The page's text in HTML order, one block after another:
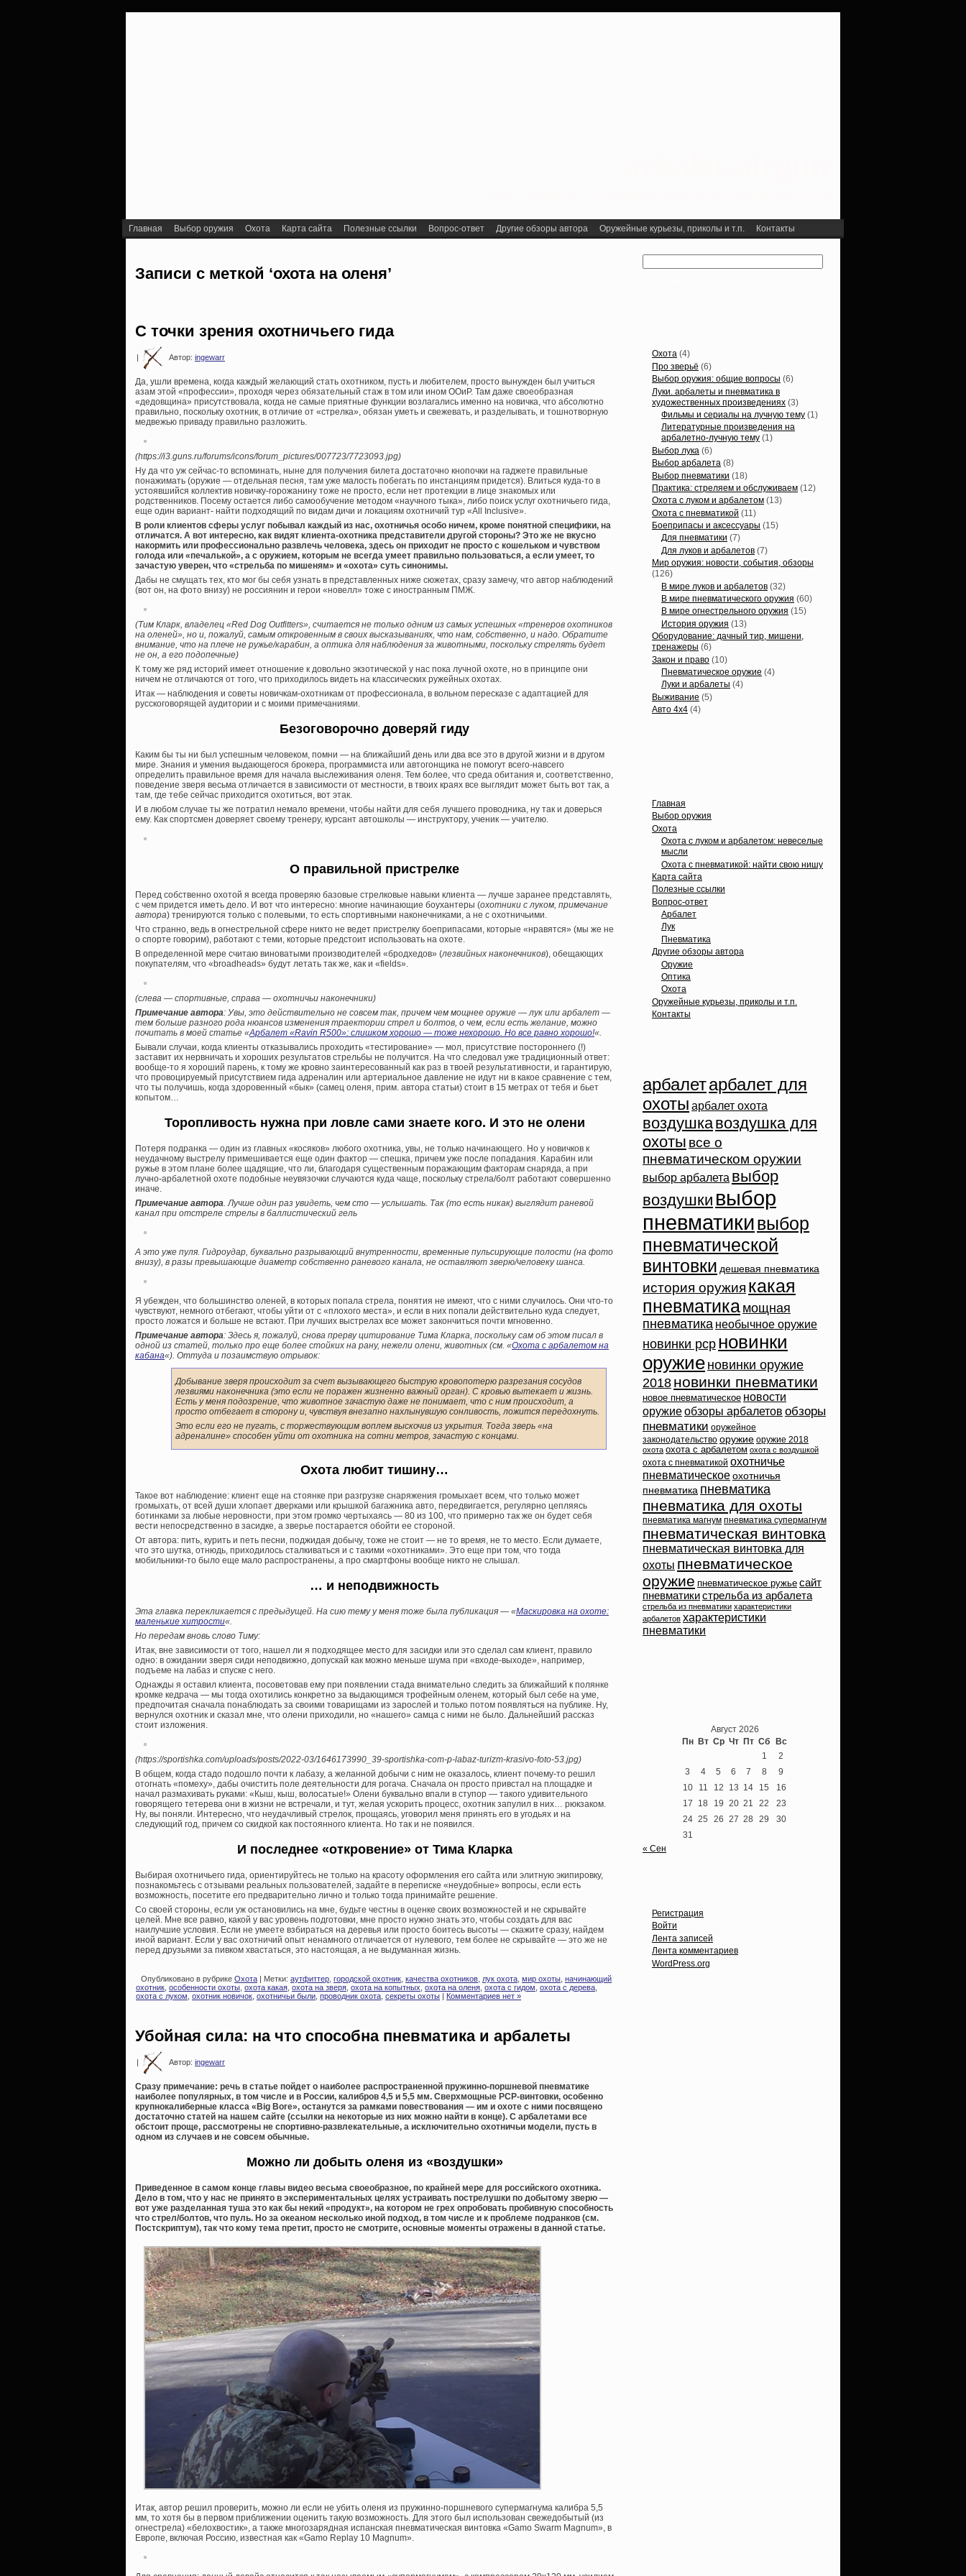
Главная Выбор оружия Охота Карта сайта Полезные ссылки Вопрос-ответ Другие обзоры автора Оружейные курьезы, приколы и т.п. Контакты
Записи с меткой ‘охота на оленя’
С точки зрения охотничьего гида
| Автор: ingewarr
Да, ушли времена, когда каждый желающий стать охотником, пусть и любителем, просто вынужден был учиться
азам этой «профессии», проходя через обязательный стаж в том или ином ООиР. Там даже своеобразная
«дедовщина» присутствовала, когда не самые приятные функции возлагались именно на новичка, что абсолютно
правильно, поскольку охотник, в отличие от «стрелка», обязан уметь и свежевать, и разделывать, и тошнотворную
медвежью приваду правильно разложить.
(https://i3.guns.ru/forums/icons/forum_pictures/007723/7723093.jpg)
Ну да что уж сейчас-то вспоминать, ныне для получения билета достаточно кнопочки на гаджете правильные
понажимать (оружие — отдельная песня, там уже малость побегать по инстанциям придется). Влиться куда-то в
устоявшийся коллектив новичку-горожанину тоже не просто, если нет протекции в лице знакомых или
родственников. Посему остается либо самообучение методом «научного тыка», либо поиск услуг охотничьего гида,
еще один вариант- найти подходящий по видам дичи и локациям охотничий тур «All Inclusive».
В роли клиентов сферы услуг побывал каждый из нас, охотничья особо ничем, кроме понятной специфики, на
отличатся. А вот интересно, как видят клиента-охотника представители другой стороны? Это же не вкусно
накормить или профессионально развлечь человека, здесь он приходит не просто с кошельком и чувством
голода или «печалькой», а с оружием, которым не всегда умеет правильно пользоваться, а если умеет, то
зачастую уверен, что «стрельба по мишеням» и «охота» суть синонимы.
Дабы не смущать тех, кто мог бы себя узнать в представленных ниже сюжетах, сразу замечу, что автор наблюдений
(вот он, на фото внизу) не россиянин и герои «новелл» тоже с иностранным ПМЖ.
(Тим Кларк, владелец «Red Dog Outfitters», считается не только одним из самых успешных «тренеров охотников
на оленей», но и, пожалуй, самым откровенным в своих высказываниях, что нам, собственно, и надо. Обратите
внимание, что на плече не ружье/карабин, а оптика для наблюдения за животными, поскольку стрелять будет
не он, а его подопечные)
К тому же ряд историй имеет отношение к довольно экзотической у нас пока лучной охоте, но в принципе они
ничем не отличаются от того, что приходилось видеть на классических ружейных охотах.
Итак — наблюдения и советы новичкам-охотникам от профессионала, в вольном пересказе с адаптацией для
русскоговорящей аудитории и с моими примечаниями.
Безоговорочно доверяй гиду
Каким бы ты ни был успешным человеком, помни — на ближайший день или два все это в другой жизни и в другом
мире. Знания и умения выдающегося брокера, программиста или автогонщика не помогут всего-навсего
определить правильное время для начала выслеживания оленя. Тем более, что среда обитания и, соответственно,
поведение зверя весьма отличается в зависимости от местности, в твоих краях все выглядит может быть вот так, а
там, где тебе сейчас приходится охотиться, вот этак.
И в любом случае ты же потратил немало времени, чтобы найти для себя лучшего проводника, ну так и доверься
ему. Как спортсмен доверяет своему тренеру, курсант автошколы — инструктору, ученик — учителю.
О правильной пристрелке
Перед собственно охотой я всегда проверяю базовые стрелковые навыки клиента — лучше заранее представлять,
с чем придется иметь дело. И вот что интересно: многие начинающие боухантеры (охотники с луком, примечание
автора) тренируются только с полевыми, то есть спортивными наконечниками, а не с охотничьими.
Что странно, ведь в огнестрельной сфере никто не ведет пристрелку боеприпасами, которые «нравятся» (мы же не
о спорте говорим), работают с теми, которые предстоит использовать на охоте.
В определенной мере считаю виноватыми производителей «бродхедов» (лезвийных наконечников), обещающих
покупателям, что «broadheads» будут летать так же, как и «fields».
(слева — спортивные, справа — охотничьи наконечники)
Примечание автора: Увы, это действительно не совсем так, причем чем мощнее оружие — лук или арбалет —
тем больше разного рода нюансов изменения траектории стрел и болтов, о чем, если есть желание, можно
почитать в моей статье «Арбалет «Ravin R500»: слишком хорошо — тоже нехорошо. Но все равно хорошо!«.
Бывали случаи, когда клиенты отказывались проходить «тестирование» — мол, присутствие постороннего (!)
заставит их нервничать и хороших результатов стрельбы не получится. На что следовал уже традиционный ответ:
вообще-то я хороший парень, к тому же кровно заинтересованный как раз в твоей результативности, и гарантирую,
что провоцируемый присутствием гида адреналин или артериальное давление не идут ни в какое сравнение с тем,
что ты получишь, когда здоровенный «бык» (самец оленя, прим. автора статьи) стоит в 15 метрах от тебя и бьет
копытом…
Торопливость нужна при ловле сами знаете кого. И это не олени
Потеря подранка — один из главных «косяков» любого охотника, увы, не только начинающего. Но у новичков к
неудачному выстрелу примешивается еще один фактор — спешка, причем уже после попадания. Карабин или
ружье в этом плане более щадящие, что ли, благодаря существенным поражающим факторам снаряда, а при
лучно-арбалетной охоте подобные неувязочки случаются куда чаще, поскольку стрела/болт работают совершенно
иначе.
Примечание автора. Лучше один раз увидеть, чем сто — услышать. Так (то есть никак) выглядит раневой
канал при отстреле стрелы в баллистический гель
А это уже пуля. Гидроудар, буквально разрывающий внутренности, временные пульсирующие полости (на фото
внизу), в разы превышающие диаметр собственно раневого канала, не оставляют зверю/человеку шанса.
Я убежден, что большинство оленей, в которых попала стрела, понятия не имеют, что с ними случилось. Они что-то
чувствуют, немного отбегают, чтобы уйти от с «плохого места», и если в них попали действительно куда следует,
просто ложатся и больше не встают. При лучших выстрелах все может закончиться почти мгновенно.
Примечание автора: Здесь я, пожалуй, снова прерву цитирование Тима Кларка, поскольку сам об этом писал в
одной из статей, только про еще более стойких на рану, нежели олени, животных (см. «Охота с арбалетом на
кабана«). Оттуда и позаимствую отрывок:
Добывание зверя происходит за счет вызывающего быструю кровопотерю разрезания сосудов
лезвиями наконечника (это если не поражен жизненно важный орган). С кровью вытекает и жизнь.
Есть у меня подозрение, что животное зачастую даже не понимает, что с ним происходит, а
просто отбегает в сторону и, чувствуя внезапно нахлынувшую сонливость, ложится передохнуть.
Это если его не пугать, с торжествующим воплем выскочив из укрытия. Тогда зверь «на
адреналине» способен уйти от охотника на сотни метров, зачастую с концами.
Охота любит тишину…
Такое вот наблюдение: клиент еще на стоянке при разгрузке снаряжения громыхает всем, что только может
громыхать, от всей души хлопает дверками или крышкой багажника авто, передвигается, регулярно цепляясь
ботинками за любые неровности, при этом громко чертыхаясь — 80 из 100, что примерно так же он будет себя
вести непосредственно в засидке, а зверье постарается обойти ее стороной.
От автора: пить, курить и петь песни, поджидая добычу, тоже не стоит — не то время, не то место. Если думаете,
что это шутка, отнюдь, приходилось сталкиваться и с такими «охотниками». Это еще при том, что тогда
мобильники-то было еще мало распространены, а про смартфоны вообще никто не слышал.
… и неподвижность
Эта главка перекликается с предыдущей. На сию тему у меня тоже была публикация — «Маскировка на охоте:
маленькие хитрости«.
Но передам вновь слово Тиму:
Итак, вне зависимости от того, нашел ли я подходящее место для засидки или это сделал сам клиент, правило
одно: в ожидании зверя сиди неподвижно, допускай как можно меньше шума при «входе-выходе», например,
подъеме на лабаз и спуске с него.
Однажды я оставил клиента, посоветовав ему при появлении стада внимательно следить за ближайший к полянке
кромке кедрача — мы тогда охотились конкретно за выдающимся трофейным оленем, который был себе на уме,
предпочитая сначала понаблюдать за своими товарищами из зарослей и только потом появляться на публике. Ну,
вернулся охотник и сказал мне, что олени приходили, но «нашего» самца с ними не было. Дальнейший рассказ
стоит изложения.
(https://sportishka.com/uploads/posts/2022-03/1646173990_39-sportishka-com-p-labaz-turizm-krasivo-foto-53.jpg)
В общем, когда стадо подошло почти к лабазу, а желанной добычи с ним не оказалось, клиент почему-то решил
отогнать «помеху», дабы очистить поле деятельности для рогача. Сначала он просто привстал на площадке и
начал размахивать руками: «Кыш, кыш, волосатые!» Олени буквально впали в ступор — такого удивительного
говорящего тетерева они в жизни не встречали, и тут, желая ускорить процесс, охотник запулил в них… рюкзаком.
Ну, вы поняли. Интересно, что неудачливый стрелок, прощаясь, уговорил меня принять его в угодьях и на
следующий год, причем со скидкой как постоянного клиента. Но так и не появился.
И последнее «откровение» от Тима Кларка
Выбирая охотничьего гида, ориентируйтесь не только на красоту оформления его сайта или элитную экипировку,
познакомьтесь с отзывами реальных пользователей, задайте в переписке «неудобные» вопросы, если есть
возможность, посетите его предварительно лично и только тогда принимайте решение.
Со своей стороны, если уж остановились на мне, будьте честны в оценке своих возможностей и не скрывайте
целей. Мне все равно, какой у вас уровень подготовки, мне просто нужно знать это, чтобы создать для вас
наилучшие условия. Если не умеете взбираться на деревья или просто боитесь высоты — скажите сразу, найдем
иной вариант. Если у вас охотничий опыт ненамного отличается от нулевого, тем более не скрывайте — это же не
перед друзьями за пивком хвастаться, это настоящая, а не выдуманная жизнь.
Опубликовано в рубрике Охота | Метки: аутфиттер городской охотник качества охотников лук охота мир охоты начинающий
охотник особенности охоты охота какая охота на зверя охота на копытных охота на оленя охота с гидом охота с дерева
охота с луком охотник новичок охотничьи были проводник охота секреты охоты Комментариев нет »
Убойная сила: на что способна пневматика и арбалеты
| Автор: ingewarr
Сразу примечание: речь в статье пойдет о наиболее распространенной пружинно-поршневой пневматике
наиболее популярных, в том числе и в России, калибров 4,5 и 5,5 мм. Сверхмощные PCP-винтовки, особенно
крупнокалиберные класса «Big Bore», останутся за рамками повествования — им и охоте с ними посвящено
достаточно статей на нашем сайте (ссылки на некоторые из них можно найти в конце). С арбалетами все
обстоит проще, рассмотрены не спортивно-развлекательные, а исключительно охотничьи модели, пусть в
одном из случаев и не совсем обычные.
Можно ли добыть оленя из «воздушки»
Приведенное в самом конце главы видео весьма своеобразное, по крайней мере для российского охотника.
Дело в том, что у нас не принято в экспериментальных целях устраивать пострелушки по добытому зверю —
вот уже разделанная туша это как бы некий «продукт», на котором не грех опробовать пробивную способность
что стрел/болтов, что пуль. Но за океаном несколько иной подход, в том числе и к проблеме подранков (см.
Постскриптум), так что кому тема претит, просто не смотрите, основные моменты отражены в данной статье.
Итак, автор решил проверить, можно ли если не убить оленя из пружинно-поршневого супермагнума калибра 5,5
мм, то хотя бы в первом приближении оценить такую возможность. Для этого был использован свежедобытый (из
огнестрела) «белохвостик», а также многозарядная испанская пневматическая винтовка «Gamo Swarm Magnum», в
Европе, включая Россию, известная как «Gamo Replay 10 Magnum».
Охота (4)
Про зверьё (6)
Выбор оружия: общие вопросы (6)
Луки. арбалеты и пневматика в
художественных произведениях (3)
Фильмы и сериалы на лучную тему (1)
Литературные произведения на
арбалетно-лучную тему (1)
Выбор лука (6)
Выбор арбалета (8)
Выбор пневматики (18)
Практика: стреляем и обслуживаем (12)
Охота с луком и арбалетом (13)
Охота с пневматикой (11)
Боеприпасы и аксессуары (15)
Для пневматики (7)
Для луков и арбалетов (7)
Мир оружия: новости, события, обзоры
(126)
В мире луков и арбалетов (32)
В мире пневматического оружия (60)
В мире огнестрельного оружия (15)
История оружия (13)
Оборудование: дачный тир, мишени,
тренажеры (6)
Закон и право (10)
Пневматическое оружие (4)
Луки и арбалеты (4)
Выживание (5)
Авто 4х4 (4)
Главная
Выбор оружия
Охота
Охота с луком и арбалетом: невеселые
мысли
Охота с пневматикой: найти свою нишу
Карта сайта
Полезные ссылки
Вопрос-ответ
Арбалет
Лук
Пневматика
Другие обзоры автора
Оружие
Оптика
Охота
Оружейные курьезы, приколы и т.п.
Контакты
арбалетарбалет для
охоты арбалет охота
воздушкавоздушка для
охоты все о
пневматическом оружии
выбор арбалета выбор
воздушки выбор
пневматикивыбор
пневматической
винтовки дешевая пневматика
история оружия какая
пневматика мощная
пневматика необычное оружие
новинки pcp новинки
оружие новинки оружие
2018 новинки пневматики
новое пневматическое новости
оружиеобзоры арбалетов обзоры
пневматики оружейное
законодательство оружие оружие 2018
охота охота с арбалетом охота с воздушкой
охота с пневматикой охотничье
пневматическое охотничья
пневматика пневматика
пневматика для охоты
пневматика магнум пневматика супермагнум
пневматическая винтовка
пневматическая винтовка для
охоты пневматическое
оружие пневматическое ружье сайт
пневматикистрельба из арбалета
стрельба из пневматики характеристики
арбалетов характеристики
пневматики
Август 2026
Пн Вт Ср Чт Пт Сб Вс
1
2
3
4 5 6 7 8
9
10
11 12 13 14 15
16
17
18 19 20 21 22
23
24 25 26 27 28 29
30
31
« Сен
Регистрация
Войти
Лента записей
Лента комментариев
WordPress.org